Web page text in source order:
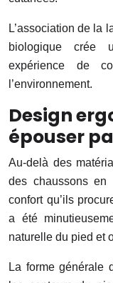
L’association de la
biologique crée
expérience de
l’environnement.
Design
épouser
Au-delà des
des chaussons
confort qu’ils
a été
naturelle du pied et
La forme générale